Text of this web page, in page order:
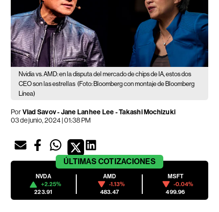
Nvidia vs. AMD: en la disputa del mercado de chips de IA, estos dos
CEO son las estrellas (Foto: Bloomberg con montaje de Bloomberg
Línea)
PorVlad Savov - Jane Lanhee Lee - Takashi Mochizuki
03 de junio, 2024 | 01:38 PM
ÚLTIMAS COTIZACIONES
NVDA
+2.25%
223.91
AMD
-1.13%
483.47
MSFT
-0.04%
499.96